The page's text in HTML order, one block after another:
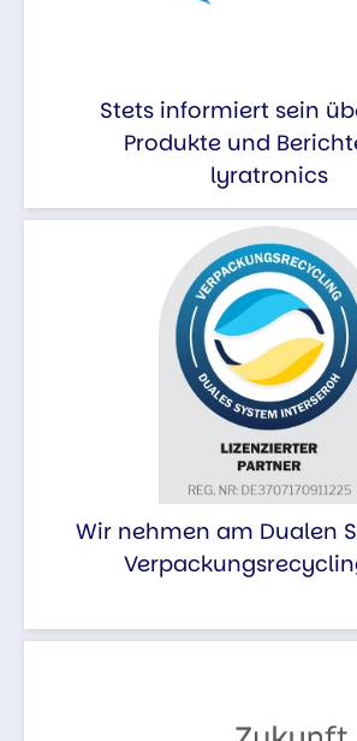
Stets informiert sein
Produkte und
lyratronics
Wir nehmen am Dualen